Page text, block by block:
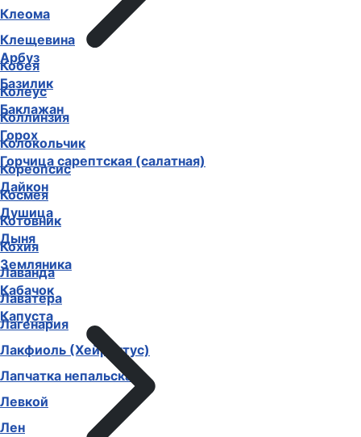
Клеома
Клещевина
Кобея
Колеус
Коллинзия
Колокольчик
Кореопсис
Космея
Котовник
Кохия
Лаванда
Лаватера
Лагенария
Лакфиоль (Хейрантус)
Лапчатка непальская
Левкой
Лен
Арбуз
Базилик
Баклажан
Горох
Горчица сарептская (салатная)
Дайкон
Душица
Дыня
Земляника
Кабачок
Капуста